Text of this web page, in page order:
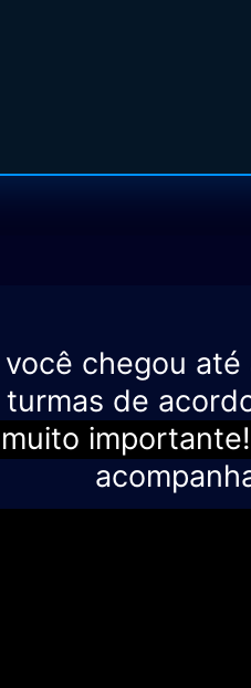
você chegou
turmas de
importante!